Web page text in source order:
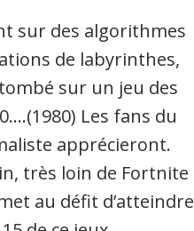
sur des algorithmes
de labyrinthes,
sur un jeu des
Les fans du
apprécieront.
très loin de Fortnite
au défit d’atteindre